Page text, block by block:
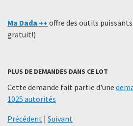
Ma Dada ++ offre des outils
gratuit!)
PLUS DE DEMANDES DANS CE LOT
Cette demande fait partie d'une
1025 autorités
Précédent | Suivant